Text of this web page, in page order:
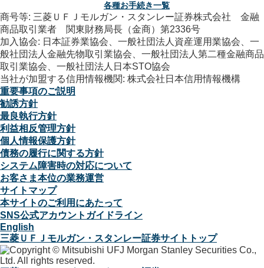
各種お手続き一覧
商号等: 三菱ＵＦＪモルガン・スタンレー証券株式会社 金融
商品取引業者 関東財務局長（金商）第2336号
加入協会: 日本証券業協会、一般社団法人資産運用業協会、一
般社団法人金融先物取引業協会、一般社団法人第二種金融商品
取引業協会、一般社団法人日本STO協会
当社が加盟する信用情報機関: 株式会社日本信用情報機構
重要事項のご説明
勧誘方針
最良執行方針
利益相反管理方針
個人情報保護方針
債務の履行に関する方針
システム障害時の対応について
お客さま本位の業務運営
サイトマップ
本サイトのご利用にあたって
SNS公式アカウントガイドライン
English
三菱ＵＦＪモルガン・スタンレー証券サイトトップ